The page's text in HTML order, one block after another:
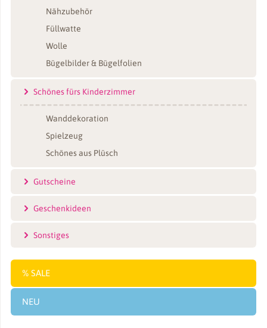
Nähzubehör
Füllwatte
Wolle
Bügelbilder & Bügelfolien
Schönes fürs Kinderzimmer
Wanddekoration
Spielzeug
Schönes aus Plüsch
Gutscheine
Geschenkideen
Sonstiges
SALE
NEU